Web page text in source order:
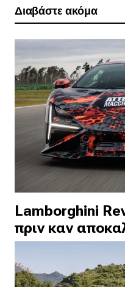
Διαβάστε ακόμα
Lamborghini
πριν καν